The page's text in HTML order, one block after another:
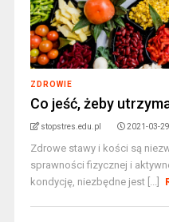
ZDROWIE
Co jeść, żeby
stopstres.edu.pl 2021-03-29
Zdrowe stawy i kości są
sprawności fizycznej i
kondycję, niezbędne jest [...]